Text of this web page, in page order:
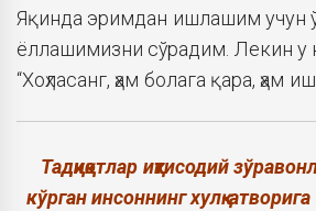
Яқинда эримдан ишлашим учун
ёллашимизни сўрадим. Лекин у
“Хоҳласанг, ҳам болага қара, ҳам
Тадқиқотлар иқтисодий
кўрган инсоннинг хулқ-